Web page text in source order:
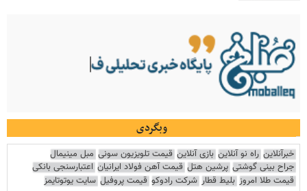
وبگردی
خبرآنلاین راه نو آنلاین بازی آنلاین قیمت تلویزیون سونی مبل مینیمال
جراح بینی گوشتی پرشین هتل قیمت آهن فولاد ایرانیان اعتبارسنجی بانکی
قیمت طلا امروز بلیط قطار شرکت رادوکو قیمت پروفیل سایت یوتوتایمز